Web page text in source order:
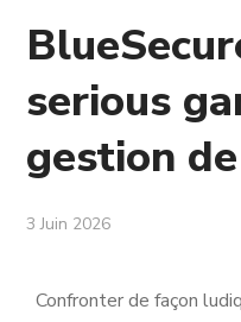
serious
gestion
3 Juin 2026
Confronter de façon